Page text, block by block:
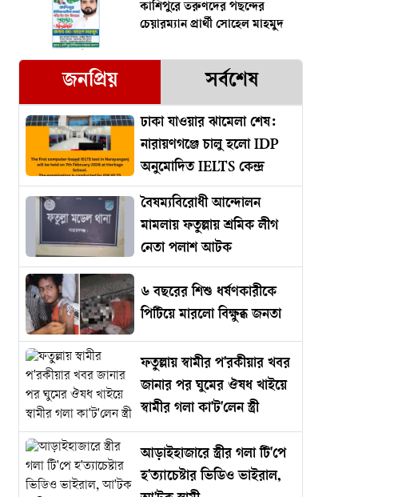
কাশিপুরে তরুণদের পছন্দের
চেয়ারম্যান প্রার্থী সোহেল মাহমুদ
জনপ্রিয় সর্বশেষ
ঢাকা যাওয়ার ঝামেলা শেষ:
নারায়ণগঞ্জে চালু হলো IDP
অনুমোদিত IELTS কেন্দ্র
বৈষম্যবিরোধী আন্দোলন
মামলায় ফতুল্লায় শ্রমিক লীগ
নেতা পলাশ আটক
৬ বছরের শিশু ধর্ষণকারীকে
পিটিয়ে মারলো বিক্ষুব্ধ জনতা
ফতুল্লায় স্বামীর প'রকীয়ার খবর
জানার পর ঘুমের ঔষধ খাইয়ে
স্বামীর গলা কা'ট'লেন স্ত্রী
আড়াইহাজারে স্ত্রীর গলা টি'পে
হ'ত্যাচেষ্টার ভিডিও ভাইরাল,